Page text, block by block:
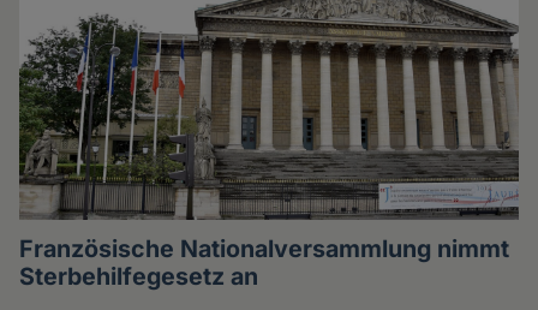
Französische Nationalversammlung nimmt
Sterbehilfegesetz an